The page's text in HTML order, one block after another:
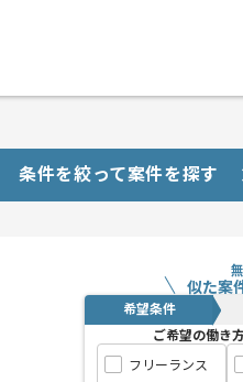
条件を絞って案件を探す
似た案
希望条件
ご希望の働き
フリーランス